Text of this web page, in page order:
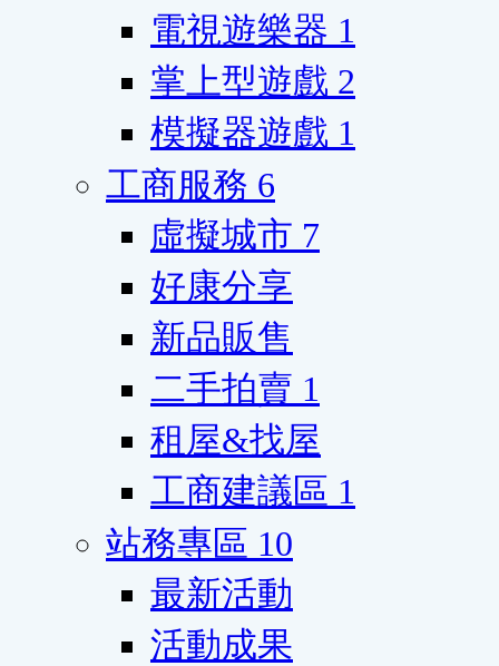
電視遊樂器 1
掌上型遊戲 2
模擬器遊戲 1
工商服務 6
虛擬城市 7
好康分享
新品販售
二手拍賣 1
租屋&找屋
工商建議區 1
站務專區 10
最新活動
活動成果